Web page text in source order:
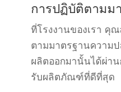
การปฏิบัติตามม
ที่โรงงานของเรา คุ
ตามมาตรฐานความป
ผลิตออกมานั้นได้ผ่าน
รับผลิตภัณฑ์ที่ดีที่สุด